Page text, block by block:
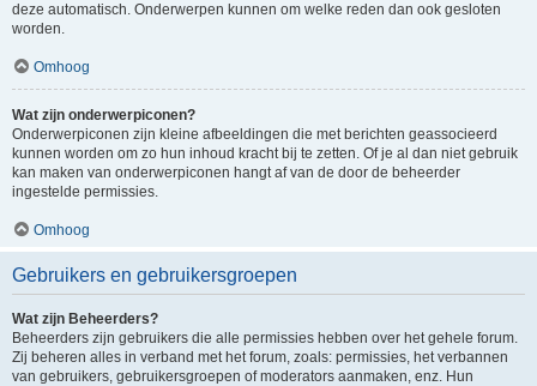
deze automatisch. Onderwerpen kunnen om welke reden dan ook gesloten
worden.
Omhoog
Wat zijn onderwerpiconen?
Onderwerpiconen zijn kleine afbeeldingen die met berichten geassocieerd
kunnen worden om zo hun inhoud kracht bij te zetten. Of je al dan niet gebruik
kan maken van onderwerpiconen hangt af van de door de beheerder
ingestelde permissies.
Omhoog
Gebruikers en gebruikersgroepen
Wat zijn Beheerders?
Beheerders zijn gebruikers die alle permissies hebben over het gehele forum.
Zij beheren alles in verband met het forum, zoals: permissies, het verbannen
van gebruikers, gebruikersgroepen of moderators aanmaken, enz. Hun